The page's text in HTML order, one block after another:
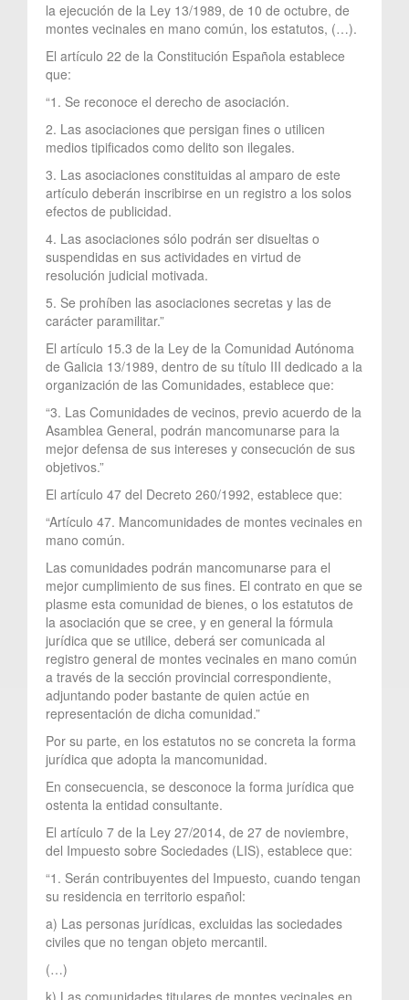
la ejecución de la Ley 13/1989, de 10 de octubre, de
montes vecinales en mano común, los estatutos, (…).
El artículo 22 de la Constitución Española establece
que:
“1. Se reconoce el derecho de asociación.
2. Las asociaciones que persigan fines o utilicen
medios tipificados como delito son ilegales.
3. Las asociaciones constituidas al amparo de este
artículo deberán inscribirse en un registro a los solos
efectos de publicidad.
4. Las asociaciones sólo podrán ser disueltas o
suspendidas en sus actividades en virtud de
resolución judicial motivada.
5. Se prohíben las asociaciones secretas y las de
carácter paramilitar.”
El artículo 15.3 de la Ley de la Comunidad Autónoma
de Galicia 13/1989, dentro de su título III dedicado a la
organización de las Comunidades, establece que:
“3. Las Comunidades de vecinos, previo acuerdo de la
Asamblea General, podrán mancomunarse para la
mejor defensa de sus intereses y consecución de sus
objetivos.”
El artículo 47 del Decreto 260/1992, establece que:
“Artículo 47. Mancomunidades de montes vecinales en
mano común.
Las comunidades podrán mancomunarse para el
mejor cumplimiento de sus fines. El contrato en que se
plasme esta comunidad de bienes, o los estatutos de
la asociación que se cree, y en general la fórmula
jurídica que se utilice, deberá ser comunicada al
registro general de montes vecinales en mano común
a través de la sección provincial correspondiente,
adjuntando poder bastante de quien actúe en
representación de dicha comunidad.”
Por su parte, en los estatutos no se concreta la forma
jurídica que adopta la mancomunidad.
En consecuencia, se desconoce la forma jurídica que
ostenta la entidad consultante.
El artículo 7 de la Ley 27/2014, de 27 de noviembre,
del Impuesto sobre Sociedades (LIS), establece que:
“1. Serán contribuyentes del Impuesto, cuando tengan
su residencia en territorio español:
a) Las personas jurídicas, excluidas las sociedades
civiles que no tengan objeto mercantil.
(…)
k) Las comunidades titulares de montes vecinales en